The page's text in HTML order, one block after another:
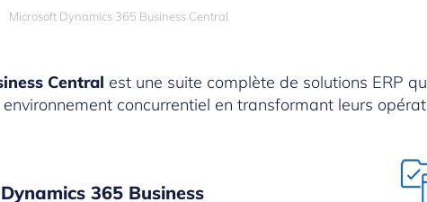
Microsoft Dynamics 365 Business Central
Central est une suite complète de solutions ERP
concurrentiel en transformant leurs
365 Business